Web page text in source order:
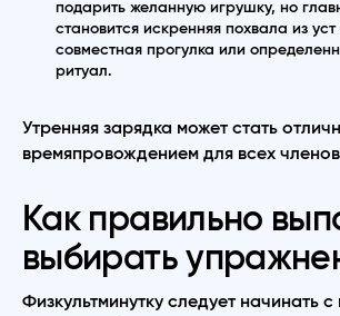
подарить желанную игрушку, но
становится искренняя похвала из
совместная прогулка или
ритуал.
Утренняя зарядка может стать
времяпровождением для всех
Как правильно
выбирать
Физкультминутку следует начинать